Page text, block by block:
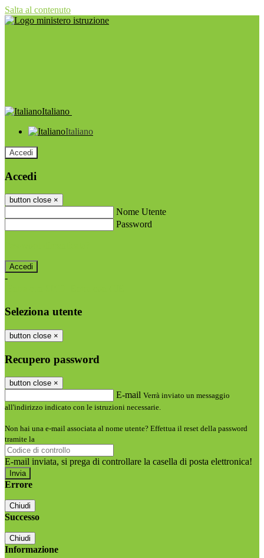
Salta al contenuto
Italiano
Italiano
Accedi
Accedi
button close ×
Nome Utente
Password
-
Seleziona utente
button close ×
Recupero password
button close ×
E-mail Verrà inviato un messaggio
all'indirizzo indicato con le istruzioni necessarie.
Non hai una e-mail associata al nome utente? Effettua il reset della password
tramite la
E-mail inviata, si prega di controllare la casella di posta elettronica!
Errore
Chiudi
Successo
Chiudi
Informazione